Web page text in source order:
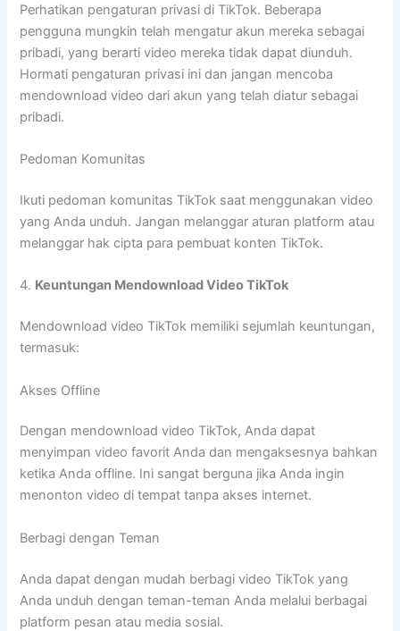
Perhatikan pengaturan privasi di TikTok. Beberapa
pengguna mungkin telah mengatur akun mereka sebagai
pribadi, yang berarti video mereka tidak dapat diunduh.
Hormati pengaturan privasi ini dan jangan mencoba
mendownload video dari akun yang telah diatur sebagai
pribadi.
Pedoman Komunitas
Ikuti pedoman komunitas TikTok saat menggunakan video
yang Anda unduh. Jangan melanggar aturan platform atau
melanggar hak cipta para pembuat konten TikTok.
4. Keuntungan Mendownload Video TikTok
Mendownload video TikTok memiliki sejumlah keuntungan,
termasuk:
Akses Offline
Dengan mendownload video TikTok, Anda dapat
menyimpan video favorit Anda dan mengaksesnya bahkan
ketika Anda offline. Ini sangat berguna jika Anda ingin
menonton video di tempat tanpa akses internet.
Berbagi dengan Teman
Anda dapat dengan mudah berbagi video TikTok yang
Anda unduh dengan teman-teman Anda melalui berbagai
platform pesan atau media sosial.